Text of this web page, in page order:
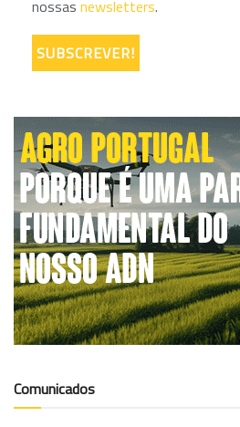
nossas newsletters.
Comunicados